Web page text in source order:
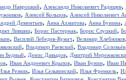
Навроцкий, Александр Николаевич Радищев,
, Алексей Кольцов, Алексей Николаевич
Дементьев, Анна Ахматова, Анна Бунина,
Лившиц, Борис Пастернак, Борис Слуцкий,
, Василий Лебедев-Кумач, Велимир Хлебников,
, Владимир Раевский, Владимир Соловьёв
Бедный, Денис Давыдов, Дмитрий
, Иван Андреевич Крылов, Иван Бунин, Иван
Резник, Илья Сельвинский, Илья Френкель,